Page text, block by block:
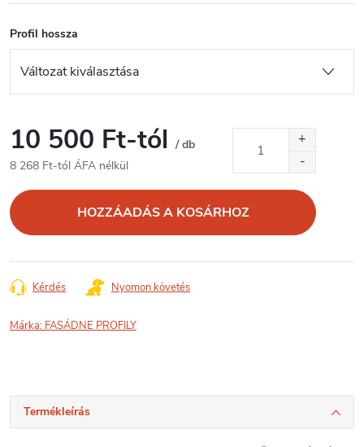
Profil hossza
10 500 Ft-tól / db
8 268 Ft-tól ÁFA nélkül
HOZZÁADÁS A KOSÁRHOZ
Kérdés Nyomon követés
Márka: FASÁDNE PROFILY
Termékleírás